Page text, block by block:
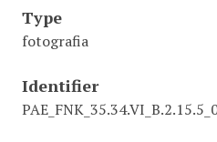
Type
fotografia
Identifier